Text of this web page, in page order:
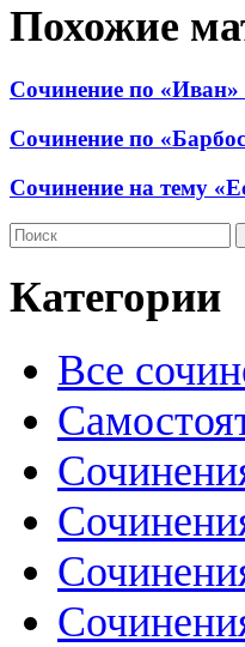
Похожие
Сочинение по
Сочинение по
Cочинение на тему
Категории
Все